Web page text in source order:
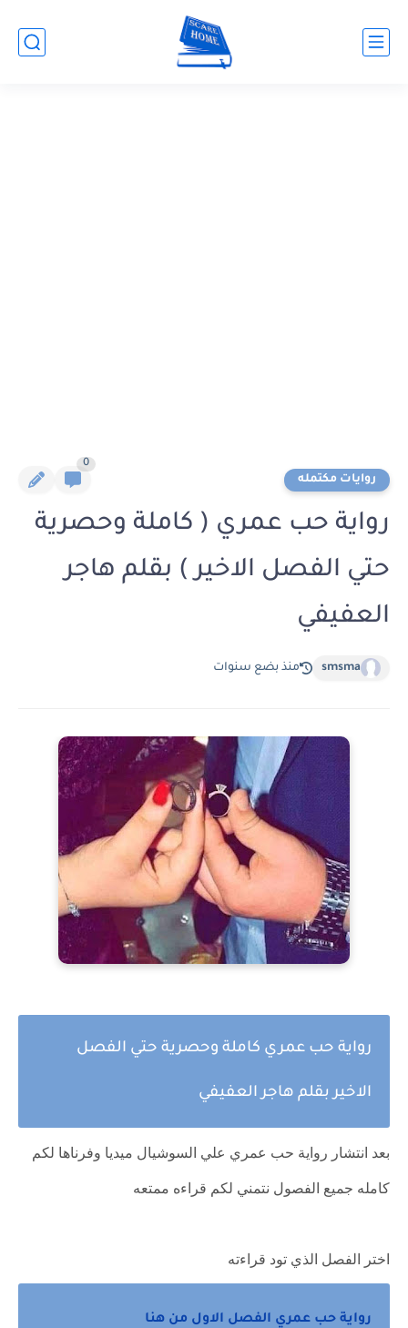
روايات مكتمله
0
رواية حب عمري ( كاملة وحصرية
حتي الفصل الاخير ) بقلم هاجر
العفيفي
smsma منذ بضع سنوات
رواية حب عمري كاملة وحصرية حتي الفصل
الاخير بقلم هاجر العفيفي
بعد انتشار رواية حب عمري علي السوشيال ميديا وفرناها لكم
كامله جميع الفصول نتمني لكم قراءه ممتعه
اختر الفصل الذي تود قراءته
رواية حب عمري الفصل الاول من هنا